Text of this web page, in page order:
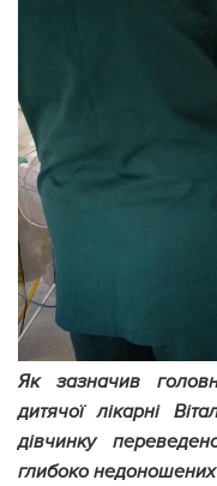
Як зазначив
дитячої лікарні
дівчинку
глибоко недоношених